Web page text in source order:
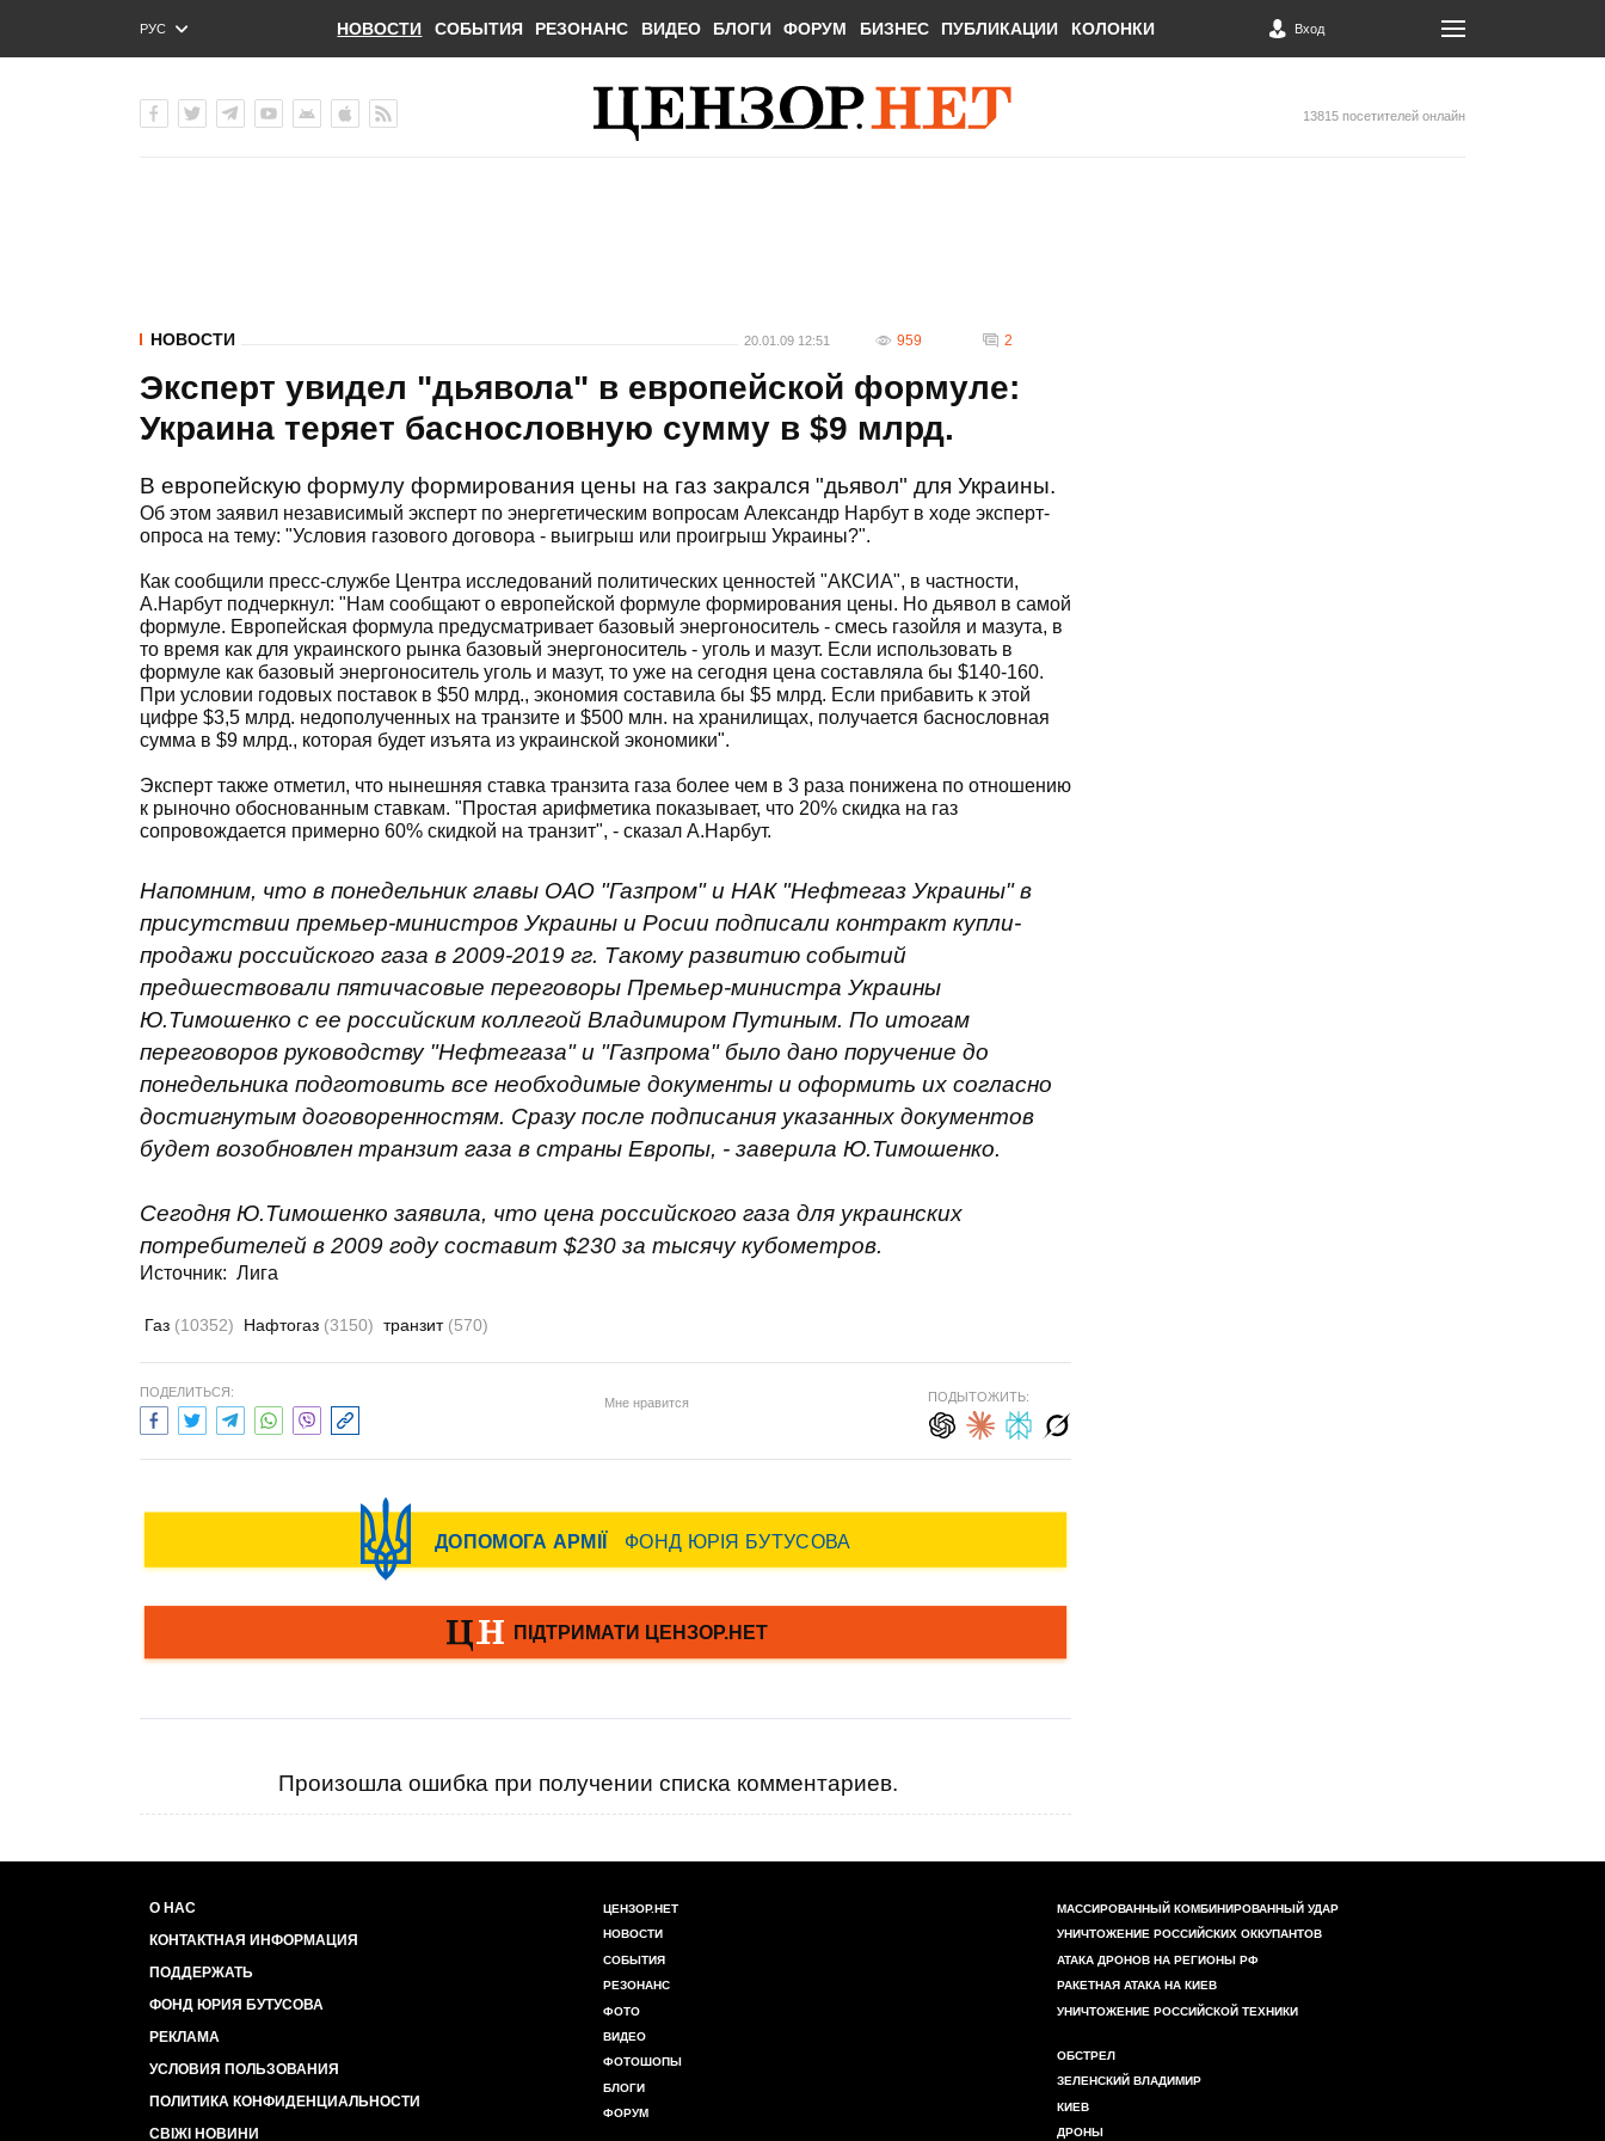
РУС
ENG
НОВОСТИ СОБЫТИЯ РЕЗОНАНС ВИДЕО БЛОГИ ФОРУМ БИЗНЕС ПУБЛИКАЦИИ КОЛОНКИ Вход
13815 посетителей онлайн
НОВОСТИ 20.01.09 12:51 959 2
Эксперт увидел "дьявола" в европейской формуле:
Украина теряет баснословную сумму в $9 млрд.
В европейскую формулу формирования цены на газ закрался "дьявол" для Украины.
Об этом заявил независимый эксперт по энергетическим вопросам Александр Нарбут в ходе эксперт-
опроса на тему: "Условия газового договора - выигрыш или проигрыш Украины?".
Как сообщили пресс-службе Центра исследований политических ценностей "АКСИА", в частности,
А.Нарбут подчеркнул: "Нам сообщают о европейской формуле формирования цены. Но дьявол в самой
формуле. Европейская формула предусматривает базовый энергоноситель - смесь газойля и мазута, в
то время как для украинского рынка базовый энергоноситель - уголь и мазут. Если использовать в
формуле как базовый энергоноситель уголь и мазут, то уже на сегодня цена составляла бы $140-160.
При условии годовых поставок в $50 млрд., экономия составила бы $5 млрд. Если прибавить к этой
цифре $3,5 млрд. недополученных на транзите и $500 млн. на хранилищах, получается баснословная
сумма в $9 млрд., которая будет изъята из украинской экономики".
Эксперт также отметил, что нынешняя ставка транзита газа более чем в 3 раза понижена по отношению
к рыночно обоснованным ставкам. "Простая арифметика показывает, что 20% скидка на газ
сопровождается примерно 60% скидкой на транзит", - сказал А.Нарбут.
Напомним, что в понедельник главы ОАО "Газпром" и НАК "Нефтегаз Украины" в
присутствии премьер-министров Украины и Росии подписали контракт купли-
продажи российского газа в 2009-2019 гг. Такому развитию событий
предшествовали пятичасовые переговоры Премьер-министра Украины
Ю.Тимошенко с ее российским коллегой Владимиром Путиным. По итогам
переговоров руководству "Нефтегаза" и "Газпрома" было дано поручение до
понедельника подготовить все необходимые документы и оформить их согласно
достигнутым договоренностям. Сразу после подписания указанных документов
будет возобновлен транзит газа в страны Европы, - заверила Ю.Тимошенко.
Сегодня Ю.Тимошенко заявила, что цена российского газа для украинских
потребителей в 2009 году составит $230 за тысячу кубометров.
Источник: Лига
Газ (10352) Нафтогаз (3150) транзит (570)
ПОДЕЛИТЬСЯ:
Мне нравится ПОДЫТОЖИТЬ:
Произошла ошибка при получении списка комментариев.
О НАС
КОНТАКТНАЯ ИНФОРМАЦИЯ
ПОДДЕРЖАТЬ
ФОНД ЮРИЯ БУТУСОВА
РЕКЛАМА
УСЛОВИЯ ПОЛЬЗОВАНИЯ
ПОЛИТИКА КОНФИДЕНЦИАЛЬНОСТИ
СВІЖІ НОВИНИ
ЦЕНЗОР.НЕТ
НОВОСТИ
СОБЫТИЯ
РЕЗОНАНС
ФОТО
ВИДЕО
ФОТОШОПЫ
БЛОГИ
ФОРУМ
МАССИРОВАННЫЙ КОМБИНИРОВАННЫЙ УДАР
УНИЧТОЖЕНИЕ РОССИЙСКИХ ОККУПАНТОВ
АТАКА ДРОНОВ НА РЕГИОНЫ РФ
РАКЕТНАЯ АТАКА НА КИЕВ
УНИЧТОЖЕНИЕ РОССИЙСКОЙ ТЕХНИКИ
ОБСТРЕЛ
ЗЕЛЕНСКИЙ ВЛАДИМИР
КИЕВ
ДРОНЫ